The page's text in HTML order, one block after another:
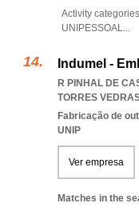
Activity
UNIPESSOAL...
Indumel -
R PINHAL DE
TORRES
Fabricação de
UNIP
Ver empresa
Matches in the